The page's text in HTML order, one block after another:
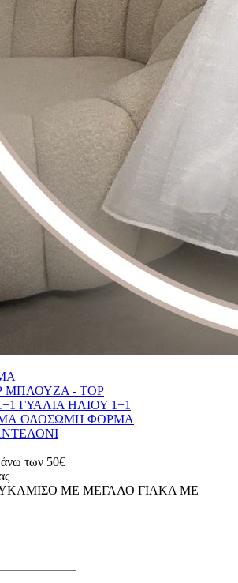
ΜΠΛΟΥΖΑ - TOP
ΓΥΑΛΙΑ ΗΛΙΟΥ 1+1
ΟΛΟΣΩΜΗ ΦΟΡΜΑ
των 50€
ΜΕ ΜΕΓΑΛΟ ΓΙΑΚΑ ΜΕ